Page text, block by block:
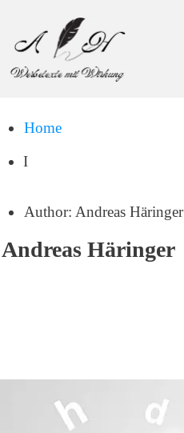
Home
I
Author: Andreas Häringer
Andreas Häringer